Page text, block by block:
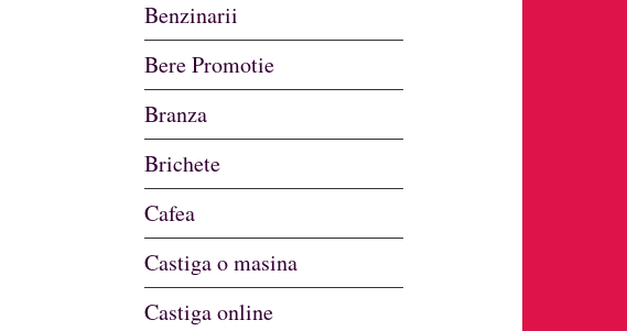
Benzinarii
Bere Promotie
Branza
Brichete
Cafea
Castiga o masina
Castiga online